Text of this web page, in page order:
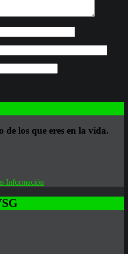
de los que eres en la vida.
Información